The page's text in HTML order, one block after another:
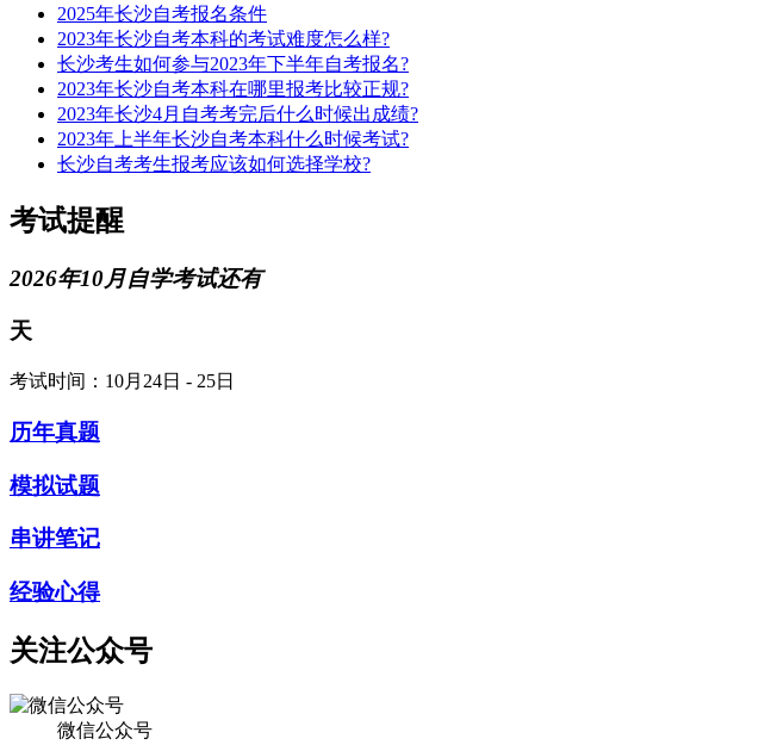
2025年长沙自考报名条件
2023年长沙自考本科的考试难度怎么样?
长沙考生如何参与2023年下半年自考报名?
2023年长沙自考本科在哪里报考比较正规?
2023年长沙4月自考考完后什么时候出成绩?
2023年上半年长沙自考本科什么时候考试?
长沙自考考生报考应该如何选择学校?
考试提醒
2026年10月自学考试还有
天
考试时间：10月24日 - 25日
历年真题
模拟试题
串讲笔记
经验心得
关注公众号
微信公众号